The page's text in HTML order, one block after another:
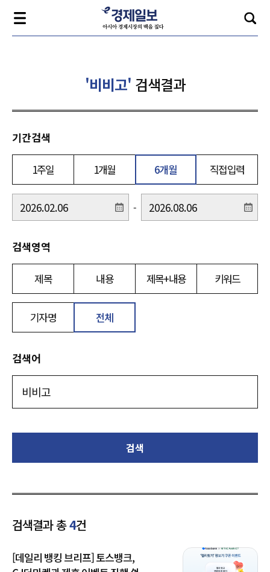
'비비고' 검색결과
기간검색
1주일 1개월 6개월 직접입력
-
검색영역
제목 내용 제목+내용 키워드
기자명 전체
검색어
검색
검색결과 총4건
[데일리 뱅킹 브리프] 토스뱅크,